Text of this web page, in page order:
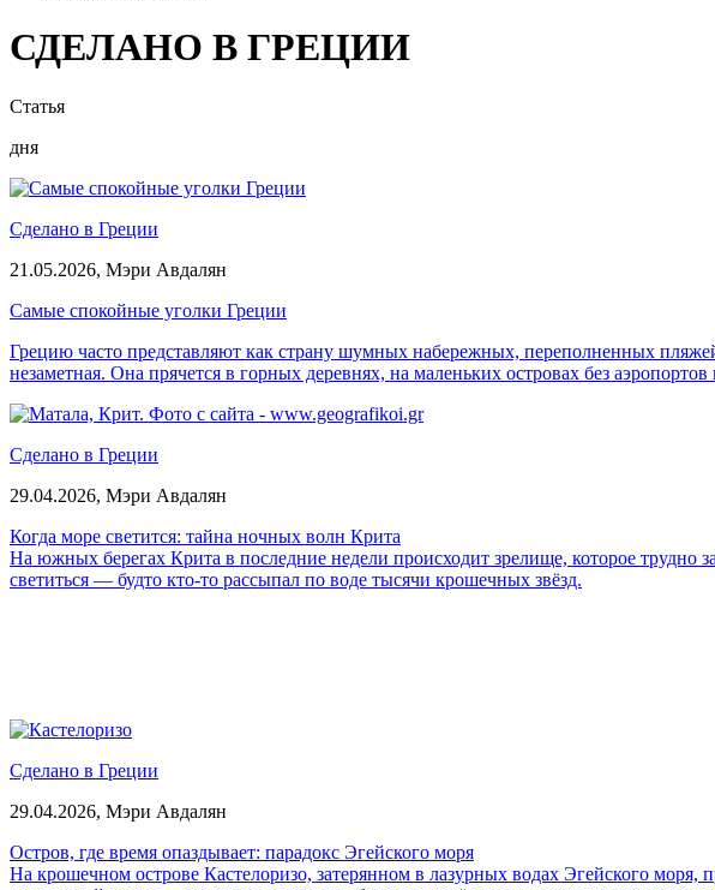
СДЕЛАНО В ГРЕЦИИ
Статья
дня
Сделано в Греции
21.05.2026, Мэри Авдалян
Самые спокойные уголки Греции
Грецию часто представляют как страну шумных набережных, переполненных
незаметная. Она прячется в горных деревнях, на маленьких островах без
Сделано в Греции
29.04.2026, Мэри Авдалян
Когда море светится: тайна ночных волн Крита
На южных берегах Крита в последние недели происходит зрелище, которое трудно
светиться — будто кто-то рассыпал по воде тысячи крошечных звёзд.
Сделано в Греции
29.04.2026, Мэри Авдалян
Остров, где время опаздывает: парадокс Эгейского моря
На крошечном острове Кастелоризо, затерянном в лазурных водах Эгейского